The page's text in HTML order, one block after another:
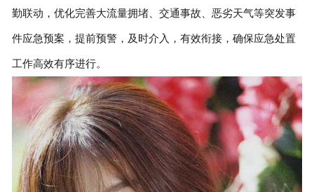
客户留言
人才招聘
联系我们
勤联动，优化完善大流量拥堵、交通事故、恶劣天气等突发事
件应急预案，提前预警，及时介入，有效衔接，确保应急处置
工作高效有序进行。